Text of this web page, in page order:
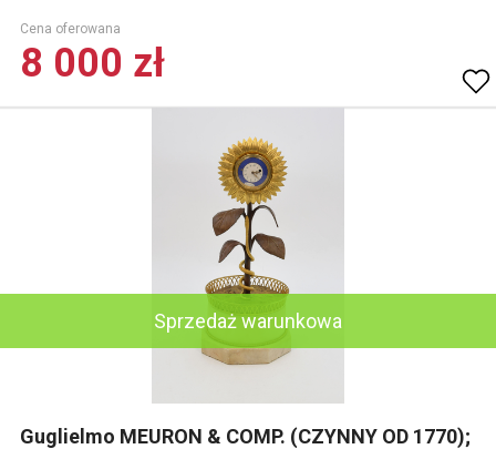
Cena oferowana
8 000 zł
Sprzedaż warunkowa
Guglielmo MEURON & COMP. (CZYNNY OD 1770);